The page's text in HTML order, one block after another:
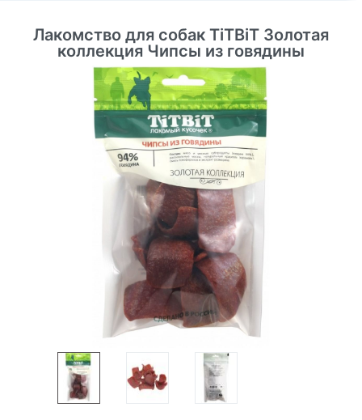
Лакомство для собак TiTBiT Золотая
коллекция Чипсы из говядины